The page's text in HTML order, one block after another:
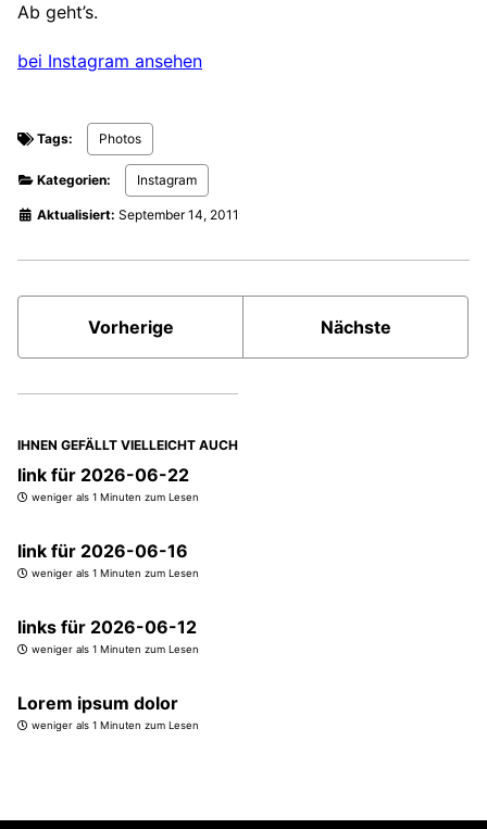
Ab geht’s.
bei Instagram ansehen
Tags: Photos
Kategorien: Instagram
Aktualisiert: September 14, 2011
Vorherige Nächste
IHNEN GEFÄLLT VIELLEICHT AUCH
link für 2026-06-22
weniger als 1 Minuten zum Lesen
link für 2026-06-16
weniger als 1 Minuten zum Lesen
links für 2026-06-12
weniger als 1 Minuten zum Lesen
Lorem ipsum dolor
weniger als 1 Minuten zum Lesen